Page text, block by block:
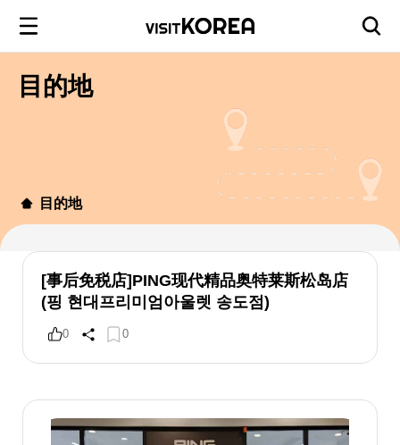
目的地
目的地
[事后免税店]PING现代精品奥特莱斯松岛店
(핑 현대프리미엄아울렛 송도점)
0 0